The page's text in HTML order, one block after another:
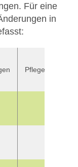
Für eine
in